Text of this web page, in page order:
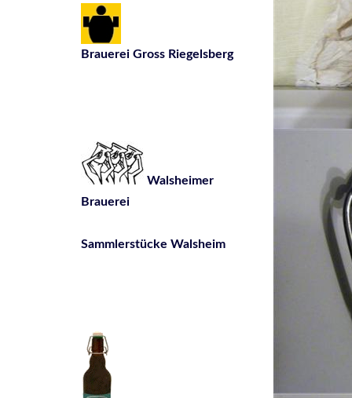
Brauerei Gross Riegelsberg
Walsheimer
Brauerei
Sammlerstücke Walsheim